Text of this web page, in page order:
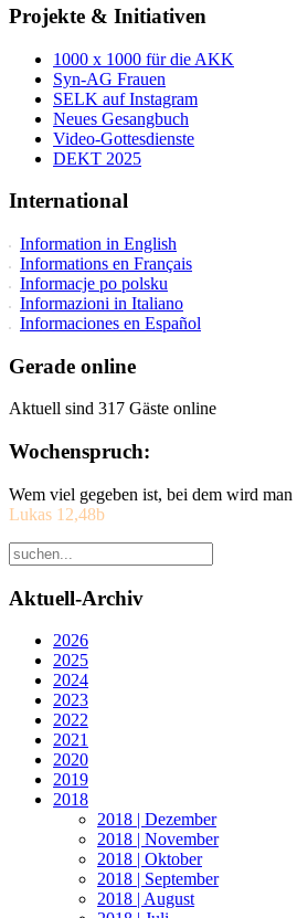
Projekte & Initiativen
1000 x 1000 für die AKK
Syn-AG Frauen
SELK auf Instagram
Neues Gesangbuch
Video-Gottesdienste
DEKT 2025
International
Information in English
Informations en Français
Informacje po polsku
Informazioni in Italiano
Informaciones en Español
Gerade online
Aktuell sind 317 Gäste online
Wochenspruch:
Wem viel gegeben ist, bei dem wird
Lukas 12,48b
Aktuell-Archiv
2026
2025
2024
2023
2022
2021
2020
2019
2018
2018 | Dezember
2018 | November
2018 | Oktober
2018 | September
2018 | August